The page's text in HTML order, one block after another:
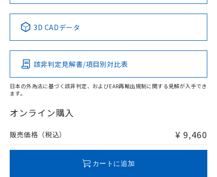
上、n: 24mm以上
検出領域
Pb Hg Cd Cr(VI)
O
在庫等で未対応品が混在する可能性があります。
問い合わせください。
No No No No
この製品の規格認証/適合状況ページへ
その他の認証はこちらのページからご検索ください
3D CADデータ
該非判定見解書/項目別対比表
日本の外為法に基づく該非判定、およびEAR再輸出規制に関する見解が入手でき
ます。
オンライン購入
販売価格（税込） ¥ 9,460
カートに追加